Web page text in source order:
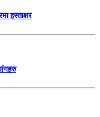
हस्ताक्षर